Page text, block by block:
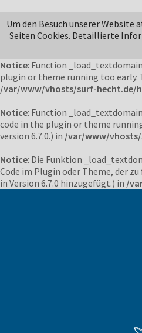
Notice : Function
or theme running too early.
/var/www/vhosts/surf-
Notice: Function
plugin or theme running too early.
/var/www/vhosts/surf-hecht.de/
Notice: Function
code in the plugin or theme
version 6.7.0.) in /var/www/
Notice: Die Funktion
Code im Plugin oder Theme, der
in Version 6.7.0 hinzugefügt.) in /
Um den Besuch unserer
Seiten Cookies. Detaillierte